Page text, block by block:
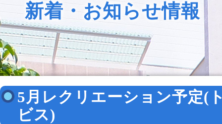
新着・お知らせ情報
5月レクリエーション予定(
ビス)